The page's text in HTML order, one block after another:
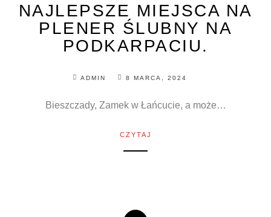
NAJLEPSZE MIEJSCA NA
PLENER ŚLUBNY NA
PODKARPACIU.
ADMIN 8 MARCA, 2024
Bieszczady, Zamek w Łańcucie, a może…
CZYTAJ